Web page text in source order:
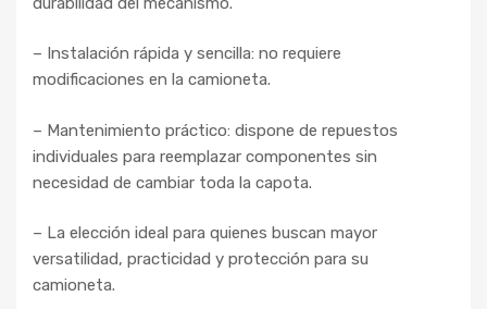
– Instalación rápida y sencilla: no requiere
modificaciones en la camioneta.
– Mantenimiento práctico: dispone de repuestos
individuales para reemplazar componentes sin
necesidad de cambiar toda la capota.
– La elección ideal para quienes buscan mayor
versatilidad, practicidad y protección para su
camioneta.